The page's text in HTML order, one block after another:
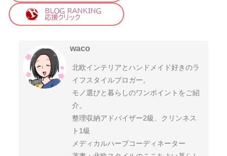
waco
北欧インテリアとハンドメイド好きのラ
イフスタイルブロガー。
モノ選びと暮らしのワンポイントをご紹
介。
整理収納アドバイザー2級、クリンネス
ト1級
メディカルハーブコーディネーター